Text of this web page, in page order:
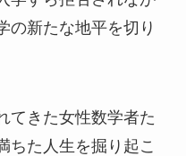
の新たな地平を切り
てきた女性数学者た
ちた人生を掘り起こ